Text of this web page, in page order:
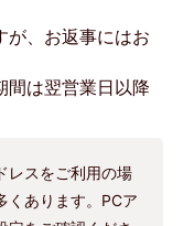
が、お返事にはお
間は翌営業日以降
レスをご利用の場
くあります。PCア